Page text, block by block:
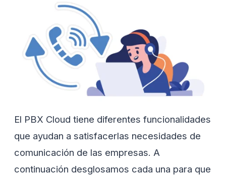
El PBX Cloud tiene diferentes funcionalidades
que ayudan a satisfacerlas necesidades de
comunicación de las empresas. A
continuación desglosamos cada una para que